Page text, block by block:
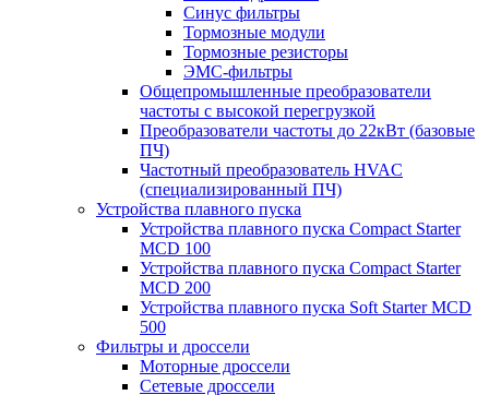
Синус фильтры
Тормозные модули
Тормозные резисторы
ЭМС-фильтры
Общепромышленные преобразователи
частоты с высокой перегрузкой
Преобразователи частоты до 22кВт (базовые
ПЧ)
Частотный преобразователь HVAC
(специализированный ПЧ)
Устройства плавного пуска
Устройства плавного пуска Compact Starter
MCD 100
Устройства плавного пуска Compact Starter
MCD 200
Устройства плавного пуска Soft Starter MCD
500
Фильтры и дроссели
Моторные дроссели
Сетевые дроссели